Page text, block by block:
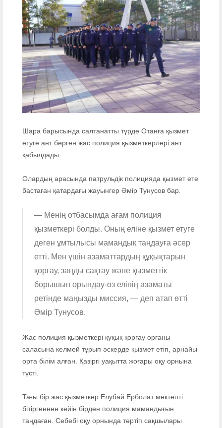
Шара барысында салтанатты түрде Отанға қызмет
етуге ант берген жас полиция қызметкерлері ант
қабылдады.
Олардың арасында патрульдік полицияда қызмет ете
бастаған қатардағы жауынгер Әмір Тунусов бар.
— Менің отбасымда ағам полиция
қызметкері болды. Оның еліне қызмет етуге
деген ұмтылысы мамандық таңдауға әсер
етті. Мен үшін азаматтардың құқықтарын
қорғау, заңды сақтау және қызметтік
борышын орындау-өз елінің азаматы
ретінде маңызды миссия, — деп атап өтті
Әмір Тунусов.
Жас полиция қызметкері құқық қорғау органы
саласына келмей тұрып әскерде қызмет етіп, арнайы
орта білім алған. Қазіргі уақытта жоғары оқу орнына
түсті.
Тағы бір жас қызметкер Елубай Ерболат мектепті
бітіргеннен кейін бірден полиция мамандығын
таңдаған. Себебі оқу орнында тәртіп сақшылары